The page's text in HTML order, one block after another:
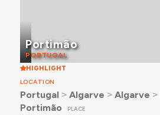
Portimão
PORTUGAL
HIGHLIGHT
LOCATION
Portugal ˃ Algarve ˃ Algarve ˃
Portimão
PLACE